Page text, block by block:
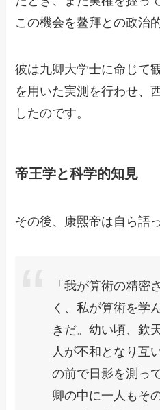
この機会を鳌拜との政治
彼は九卿大学士に命じて
を用いた実測を行わせ、
したのです。
帝王学と科学的知見
その後、康熙帝は自ら語
「我が算術の精密
く、私が算術を学
きだ。幼い頃、欽
人が不和となり互
の前で日影を測っ
卿の中に一人もそ